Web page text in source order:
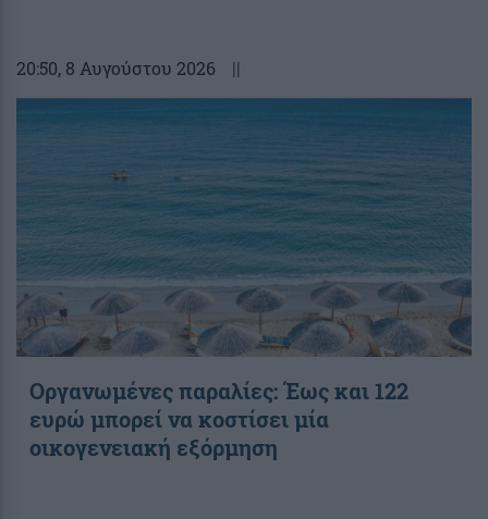
20:50, 8 Αυγούστου 2026 ||
Οργανωμένες παραλίες: Έως και 122
ευρώ μπορεί να κοστίσει μία
οικογενειακή εξόρμηση